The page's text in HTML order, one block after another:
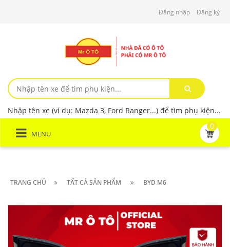
Đăng nhập Đăng ký
Nhập tên xe (ví dụ: Mazda 3, Ford Ranger...) để tìm phụ kiện...
MENU
0
TRANG CHỦ TẤT CẢ SẢN PHẨM BYD M6